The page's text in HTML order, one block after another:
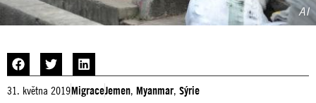
AI
31. května 2019MigraceJemen, Myanmar, Sýrie